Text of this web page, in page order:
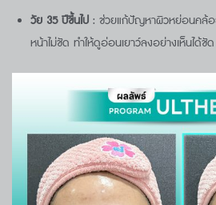
วัย 35ปีขึ้นไป : ช่วยแก้ปัญหาผิวหย่อนคล้
หน้าไม่ชัด ทำให้ดูอ่อนเยาว์ลงอย่างเห็นได้ชัด